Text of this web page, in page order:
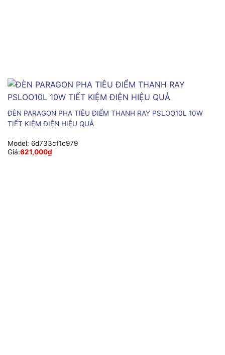
ĐÈN PARAGON PHA TIÊU ĐIỂM THANH RAY PSLOO10L 10W
TIẾT KIỆM ĐIỆN HIỆU QUẢ
Model: 6d733cf1c979
Giá:621,000₫